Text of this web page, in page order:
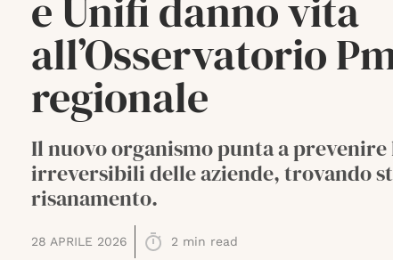
all’Osservatorio
regionale
Il nuovo organismo punta a
irreversibili delle aziende, trovando
risanamento.
28 APRILE 2026 2 min read